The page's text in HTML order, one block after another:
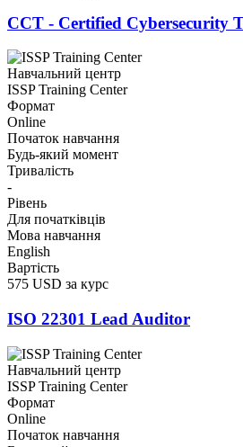
CCT - Certified Cybersecurity
Навчальний центр
ISSP Training Center
Формат
Online
Початок навчання
Будь-який момент
Тривалість
-
Рівень
Для початківців
Мова навчання
English
Вартість
575 USD за курс
ISO 22301 Lead Auditor
Навчальний центр
ISSP Training Center
Формат
Online
Початок навчання